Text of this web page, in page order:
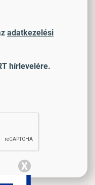
adatkezelési
hírlevelére.
X